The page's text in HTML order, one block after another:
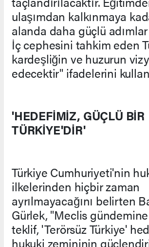
ulaşımdan kalkınmaya
alanda daha güçlü adımlar
İç cephesini tahkim eden
kardeşliğin ve huzurun
edecektir" ifadelerini
'HEDEFİMİZ, GÜÇLÜ BİR
TÜRKİYE'DİR'
Türkiye Cumhuriyeti'nin
ilkelerinden hiçbir zaman
ayrılmayacağını belirten
Gürlek, "Meclis
teklif, 'Terörsüz Türkiye'
hukuki zemininin